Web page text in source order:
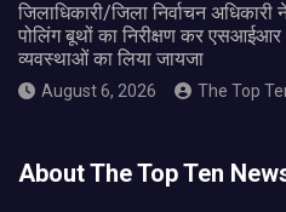
जिलाधिकारी/जिला निर्वाचन
पोलिंग बूथों का निरीक्षण कर एसआईआर
व्यवस्थाओं का लिया जायजा
August 6, 2026 The Top
About The Top Ten